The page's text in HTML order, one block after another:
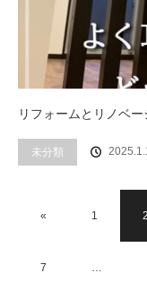
リフォームとリノベ
未分類
« 1 2
7 …